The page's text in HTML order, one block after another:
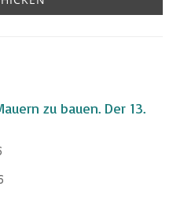
zu bauen. Der 13.